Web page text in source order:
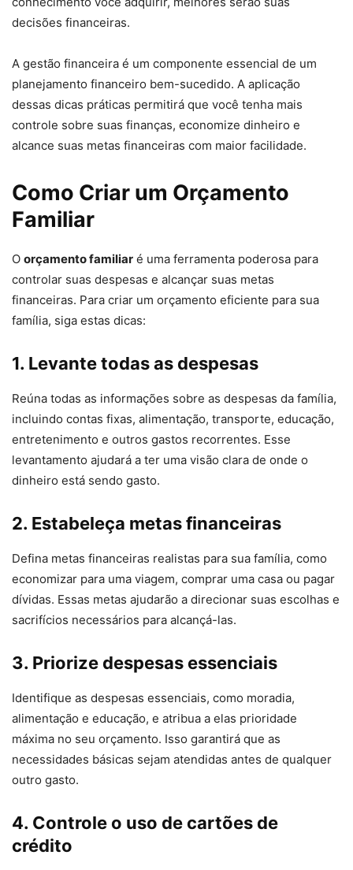
decisões financeiras.
A gestão financeira é um componente essencial de um
planejamento financeiro bem-sucedido. A aplicação
dessas dicas práticas permitirá que você tenha mais
controle sobre suas finanças, economize dinheiro e
alcance suas metas financeiras com maior facilidade.
Como Criar um Orçamento
Familiar
O orçamento familiar é uma ferramenta poderosa para
controlar suas despesas e alcançar suas metas
financeiras. Para criar um orçamento eficiente para sua
família, siga estas dicas:
1. Levante todas as despesas
Reúna todas as informações sobre as despesas da família,
incluindo contas fixas, alimentação, transporte, educação,
entretenimento e outros gastos recorrentes. Esse
levantamento ajudará a ter uma visão clara de onde o
dinheiro está sendo gasto.
2. Estabeleça metas financeiras
Defina metas financeiras realistas para sua família, como
economizar para uma viagem, comprar uma casa ou pagar
dívidas. Essas metas ajudarão a direcionar suas escolhas e
sacrifícios necessários para alcançá-las.
3. Priorize despesas essenciais
Identifique as despesas essenciais, como moradia,
alimentação e educação, e atribua a elas prioridade
máxima no seu orçamento. Isso garantirá que as
necessidades básicas sejam atendidas antes de qualquer
outro gasto.
4. Controle o uso de cartões de
crédito